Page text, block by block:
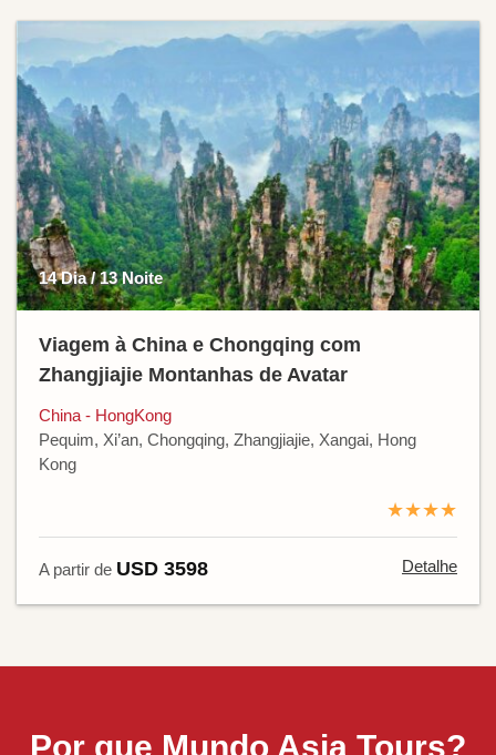
14 Dia / 13 Noite
Viagem à China e Chongqing com
Zhangjiajie Montanhas de Avatar
China - HongKong
Pequim, Xi’an, Chongqing, Zhangjiajie, Xangai, Hong
Kong
★★★★
A partir de USD 3598 Detalhe
Por que Mundo Asia Tours?